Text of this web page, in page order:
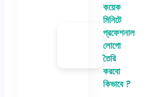
কয়েক
মিনিটে
প্রফেশনাল
লোগো
তৈরি
করবো
কিভাবে ?